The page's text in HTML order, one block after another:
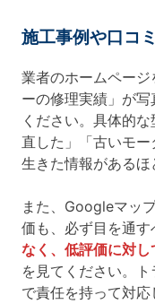
施工事例や口コ
業者のホームペー
ーの修理実績」が
ください。具体的
直した」「古いモ
生きた情報があるほ
また、Googleマッ
価も、必ず目を通す
なく、低評価に対
を見てください。
で責任を持って対